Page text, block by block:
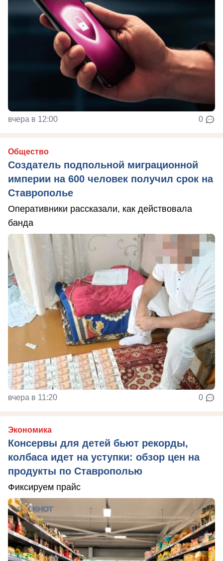
вчера в 12:00 0
Общество
Создатель подпольной миграционной
империи на 600 человек получил срок на
Ставрополье
Оперативники рассказали, как действовала
банда
вчера в 11:20 0
Экономика
Консервы для детей бьют рекорды,
колбаса идет на уступки: обзор цен на
продукты по Ставрополью
Фиксируем прайс